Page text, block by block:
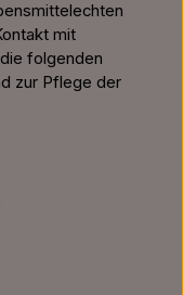
mit
folgenden
zur Pflege der